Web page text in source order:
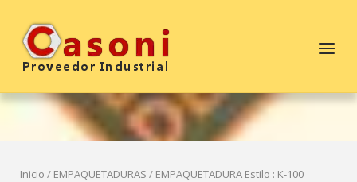
contenido
Inicio
Menú
Inicio / EMPAQUETADURAS / EMPAQUETADURA Estilo : K-100